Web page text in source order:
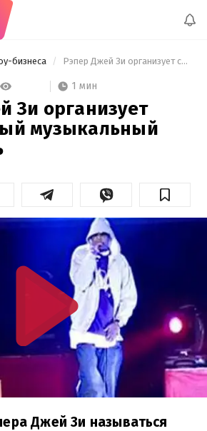
бизнеса Рэпер Джей Зи организует собственный музыкальный фестиваль
1 мин
Зи организует
музыкальный
Джей Зи называться